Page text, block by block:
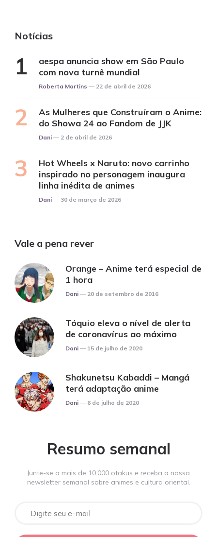
Notícias
aespa anuncia show em São Paulo
com nova turnê mundial
Posted
Roberta Martins 22 de abril de 2026
As Mulheres que Construíram o Anime:
do Showa 24 ao Fandom de JJK
Posted
Dani 2 de abril de 2026
Hot Wheels x Naruto: novo carrinho
inspirado no personagem inaugura
linha inédita de animes
Posted
Dani 30 de março de 2026
Vale a pena rever
Orange – Anime terá especial de
1 hora
Posted
Dani 20 de setembro de 2016
Tóquio eleva o nível de alerta
de coronavírus ao máximo
Posted
Dani 15 de julho de 2020
Shakunetsu Kabaddi – Mangá
terá adaptação anime
Posted
Dani 6 de julho de 2020
Resumo semanal
Junte-se a mais de 10.000 otakus e receba a nossa
newsletter semanal sobre animes e cultura oriental.